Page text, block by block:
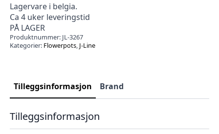
Lagervare i belgia.
Ca 4 uker leveringstid
PÅ LAGER
Produktnummer: JL-3267
Kategorier: Flowerpots, J-Line
Tilleggsinformasjon Brand
Tilleggsinformasjon